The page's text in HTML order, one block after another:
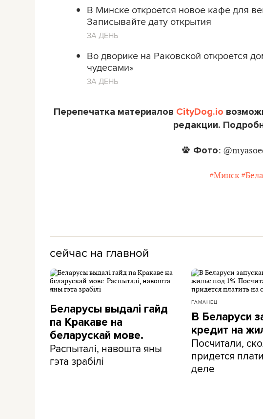
В Минске откроется новое кафе для
Записывайте дату открытия
ЗА ДЕНЬ
Во дворике на Раковской откроется
чудесами»
ЗА ДЕНЬ
Перепечатка материалов CityDog.io
редакции.
Фото:
#Минск
сейчас на главной
Беларусы выдалі гайд
па Кракаве на
беларускай мове.
Распыталі, навошта яны
гэта зрабілі
ГАМАНЕЦ
В Беларуси
кредит на
Посчитали,
придется
деле